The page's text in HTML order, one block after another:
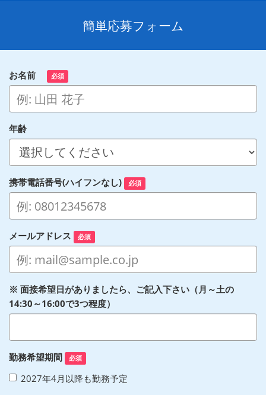
簡単応募フォーム
お名前 必須
年齢
携帯電話番号(ハイフンなし) 必須
メールアドレス 必須
※ 面接希望日がありましたら、ご記入下さい（月～土の
14:30～16:00で3つ程度）
勤務希望期間 必須
2027年4月以降も勤務予定